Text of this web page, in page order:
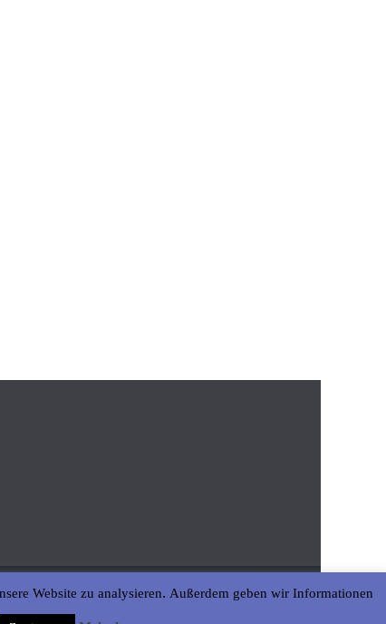
Website zu analysieren. Außerdem geben wir Informationen